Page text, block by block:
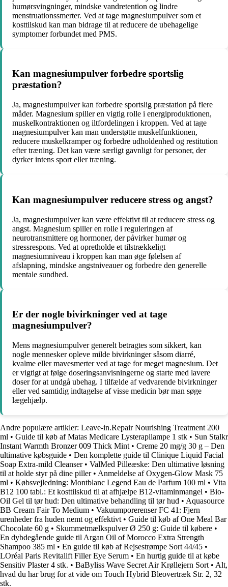
humørsvingninger, mindske vandretention og lindre
menstruationssmerter. Ved at tage magnesiumpulver som et
kosttilskud kan man bidrage til at reducere de ubehagelige
symptomer forbundet med PMS.
Kan magnesiumpulver forbedre sportslig
præstation?
Ja, magnesiumpulver kan forbedre sportslig præstation på flere
måder. Magnesium spiller en vigtig rolle i energiproduktionen,
muskelkontraktionen og iltfordelingen i kroppen. Ved at tage
magnesiumpulver kan man understøtte muskelfunktionen,
reducere muskelkramper og forbedre udholdenhed og restitution
efter træning. Det kan være særligt gavnligt for personer, der
dyrker intens sport eller træning.
Kan magnesiumpulver reducere stress og angst?
Ja, magnesiumpulver kan være effektivt til at reducere stress og
angst. Magnesium spiller en rolle i reguleringen af
neurotransmittere og hormoner, der påvirker humør og
stressrespons. Ved at opretholde et tilstrækkeligt
magnesiumniveau i kroppen kan man øge følelsen af
afslapning, mindske angstniveauer og forbedre den generelle
mentale sundhed.
Er der nogle bivirkninger ved at tage
magnesiumpulver?
Mens magnesiumpulver generelt betragtes som sikkert, kan
nogle mennesker opleve milde bivirkninger såsom diarré,
kvalme eller mavesmerter ved at tage for meget magnesium. Det
er vigtigt at følge doseringsanvisningerne og starte med lavere
doser for at undgå ubehag. I tilfælde af vedvarende bivirkninger
eller ved samtidig indtagelse af visse medicin bør man søge
lægehjælp.
Andre populære artikler: Leave-in.Repair Nourishing Treatment 200
ml • Guide til køb af Matas Medicare Lysterapilampe 1 stk • Sun Stalkr
Instant Warmth Bronzer 009 Thick Mint • Creme 20 mg/g 30 g – Den
ultimative købsguide • Den komplette guide til Clinique Liquid Facial
Soap Extra-mild Cleanser• ValMed Pilleæske: Den ultimative løsning
til at holde styr på dine piller• Anmeldelse af Oxygen-Glow Mask 75
ml • Købsvejledning: Montblanc Legend Eau de Parfum 100 ml • Vita
B12 100 tabl.: Et kosttilskud til at afhjælpe B12-vitaminmangel • Bio-
Oil Gel til tør hud: Den ultimative behandling til tør hud • Aquasource
BB Cream Fair To Medium • Vakuumporerenser FC 41: Fjern
urenheder fra huden nemt og effektivt • Guide til køb af One Meal Bar
Chocolate 60 g • Skummetmælkspulver Ø 250 g: Guide til købere •
En dybdegående guide til Argan Oil of Morocco Extra Strength
Shampoo 385 ml • En guide til køb af Rejsestrømpe Sort 44/45 •
LOréal Paris Revitalift Filler Eye Serum • En hurtig guide til at købe
Sensitiv Plaster 4 stk. • BaByliss Wave Secret Air Krøllejern Sort • Alt,
hvad du har brug for at vide om Touch Hybrid Bleovertræk Str. 2, 32
stk.